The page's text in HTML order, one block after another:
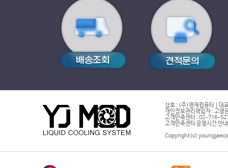
상호 : (주)영재컴퓨터 | 대
개인정보관리책임자 : 고영
고객만족센터 : 02-716-
고객만족센터 운영시간 안
Copyright(c)